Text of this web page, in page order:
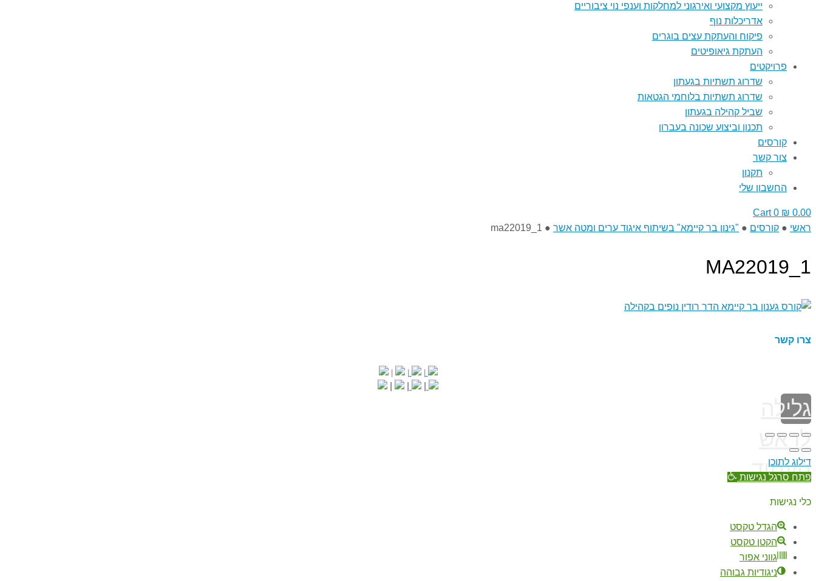
ייעוץ מקצועי ואירגוני למחלקות וענפי נוי ציבוריים
אדריכלות נוף
פיקוח והעתקת עצים בוגרים
העתקת גיאופיטים
פרויקטים
שדרוג תשתיות בגעתון
שדרוג תשתיות בלוחמי הגטאות
שביל קהילה בגעתון
תכנון וביצוע שכונה בעברון
קורסים
צור קשר
תקנון
החשבון שלי
₪ 0.00
0
Cart
ראשי ● קורסים ● "גינון בר קיימא" בשיתוף איגוד ערים ומטה אשר ●
ma22019_1
MA22019_1
צרו קשר
|
|
|
גלילה
לראש
העמוד
דילוג לתוכן
פתח סרגל נגישות
כלי נגישות
הגדל טקסט
הקטן טקסט
גווני אפור
ניגודיות גבוהה